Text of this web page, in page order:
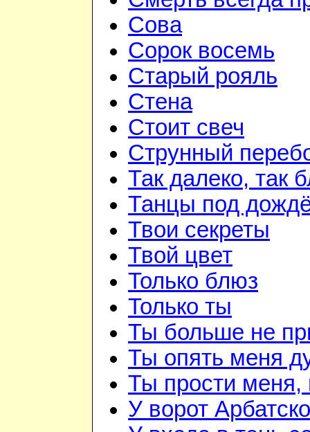
Сова
Сорок восемь
Старый рояль
Стена
Стоит свеч
Струнный
Так далеко, так
Танцы под
Твои секреты
Твой цвет
Только блюз
Только ты
Ты больше не
Ты опять меня
Ты прости
У ворот